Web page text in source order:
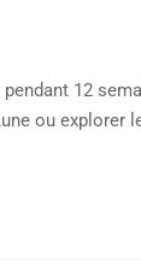
12
ou explorer